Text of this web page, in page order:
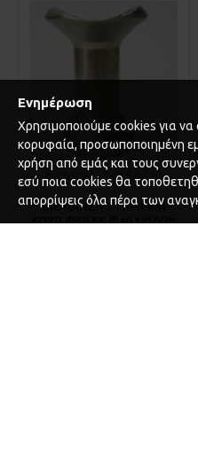
Biopanel 1415.0210
ΒΙΟΠΑΝΕΛ ΣΤΗΡΙΓΜΑ
Ενημέρωση
Χρησιμοποιούμε cookies για
κορυφαία, προσωποποιημένη
χρήση από εμάς και τους
εσύ ποια cookies θα
απορρίψεις όλα πέρα των